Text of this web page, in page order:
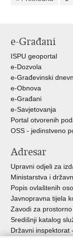
e-Građani
ISPU geoportal
e-Dozvola
e-Građevinski
e-Obnova
e-Građani
e-Savjetovanja
Portal otvorenih
OSS - jedinstveno
Adresar
Upravni odjeli za
Ministarstva i
Popis ovlaštenih
Javnopravna tijela
Zavodi za
Središnji katalog
Državni inspektorat